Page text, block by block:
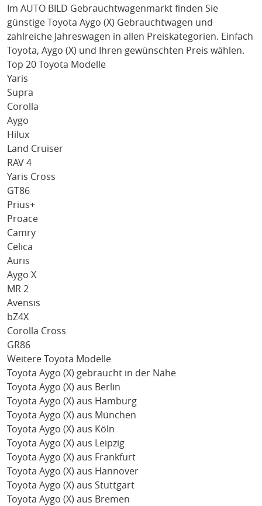
Im AUTO BILD Gebrauchtwagenmarkt finden Sie
günstige Toyota Aygo (X) Gebrauchtwagen und
zahlreiche Jahreswagen in allen Preiskategorien. Einfach
Toyota, Aygo (X) und Ihren gewünschten Preis wählen.
Top 20 Toyota Modelle
Yaris
Supra
Corolla
Aygo
Hilux
Land Cruiser
RAV 4
Yaris Cross
GT86
Prius+
Proace
Camry
Celica
Auris
Aygo X
MR 2
Avensis
bZ4X
Corolla Cross
GR86
Weitere Toyota Modelle
Toyota Aygo (X) gebraucht in der Nähe
Toyota Aygo (X) aus Berlin
Toyota Aygo (X) aus Hamburg
Toyota Aygo (X) aus München
Toyota Aygo (X) aus Köln
Toyota Aygo (X) aus Leipzig
Toyota Aygo (X) aus Frankfurt
Toyota Aygo (X) aus Hannover
Toyota Aygo (X) aus Stuttgart
Toyota Aygo (X) aus Bremen